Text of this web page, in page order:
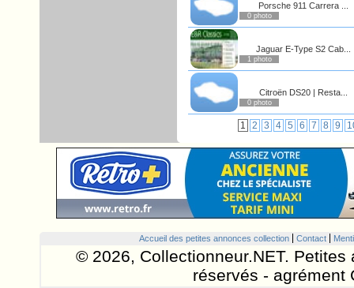
Porsche 911 Carrera ...
0 photo
Jaguar E-Type S2 Cab...
1 photo
Citroën DS20 | Resta...
0 photo
1 2 3 4 5 6 7 8 9
Accueil des petites annonces collection Contact
© 2026, Collectionneur.NET.
réservés - agrément